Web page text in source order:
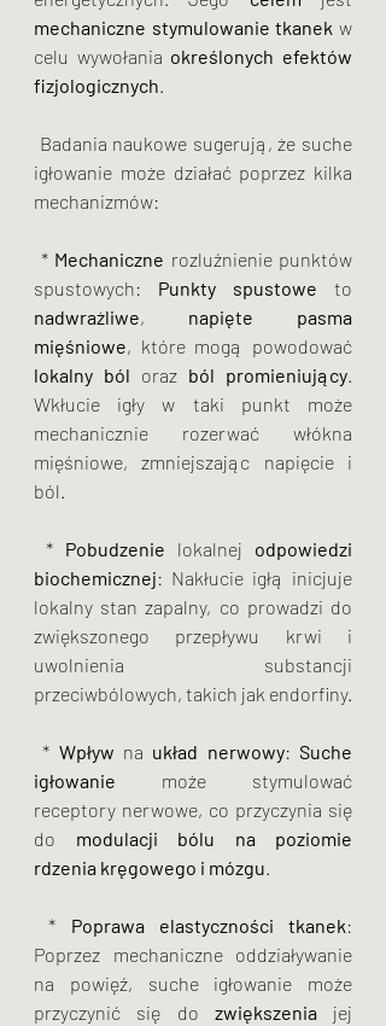
mechaniczne stymulowanie tkanek w
celu wywołania określonych efektów
fizjologicznych.
igłowanie może działać poprzez kilka
mechanizmów:
* Mechaniczne rozluźnienie punktów
spustowych: Punkty spustowe
nadwrażliwe, napięte
pasma
mięśniowe
lokalny ból oraz ból promieniujący.
Wkłucie igły w taki punkt może
mechanicznie rozerwać włókna
mięśniowe, zmniejszając napięcie i
ból.
* Pobudzenie lokalnej odpowiedzi
biochemicznej: Nakłucie igłą inicjuje
lokalny stan zapalny, co prowadzi do
zwiększonego przepływu krwi i
uwolnienia substancji
przeciwbólowych, takich jak endorfiny.
* Wpływ na układ nerwowy: Suche
igłowanie może stymulować
receptory nerwowe, co przyczynia się
do modulacji bólu na poziomie
rdzenia kręgowego i mózgu.
* Poprawa elastyczności tkanek:
Poprzez mechaniczne oddziaływanie
na powięź, suche igłowanie może
przyczynić się do zwiększenia